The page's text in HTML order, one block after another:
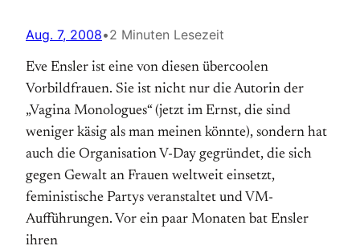
Aug. 7, 2008•2 Minuten Lesezeit
Eve Ensler ist eine von diesen übercoolen
Vorbildfrauen. Sie ist nicht nur die Autorin der
„Vagina Monologues“ (jetzt im Ernst, die sind
weniger käsig als man meinen könnte), sondern hat
auch die Organisation V-Day gegründet, die sich
gegen Gewalt an Frauen weltweit einsetzt,
feministische Partys veranstaltet und VM-
Aufführungen. Vor ein paar Monaten bat Ensler
ihren